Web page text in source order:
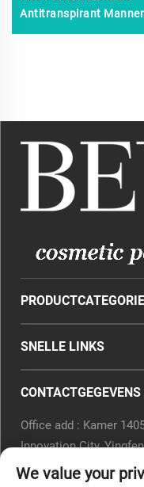
Antitranspirant
Vrouwen Zeefdruk
PRODUCTCATEGORIE
SNELLE LINKS
CONTACTGEGEVENS
Office add : Kamer
Innovation City,
Hangzhou, Provincie
We value your